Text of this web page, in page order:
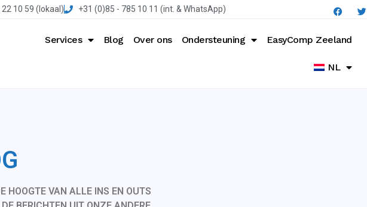
10 59 (lokaal) +31 (0)85 - 785 10 11 (int. & WhatsApp)
Services Blog Over ons Ondersteuning EasyComp Zeeland
NL
HOOGTE VAN ALLE INS EN OUTS